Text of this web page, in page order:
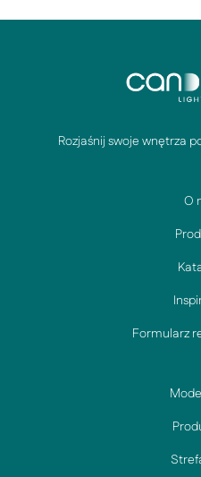
Rozjaśnij swoje wnętrza
O
Formularz